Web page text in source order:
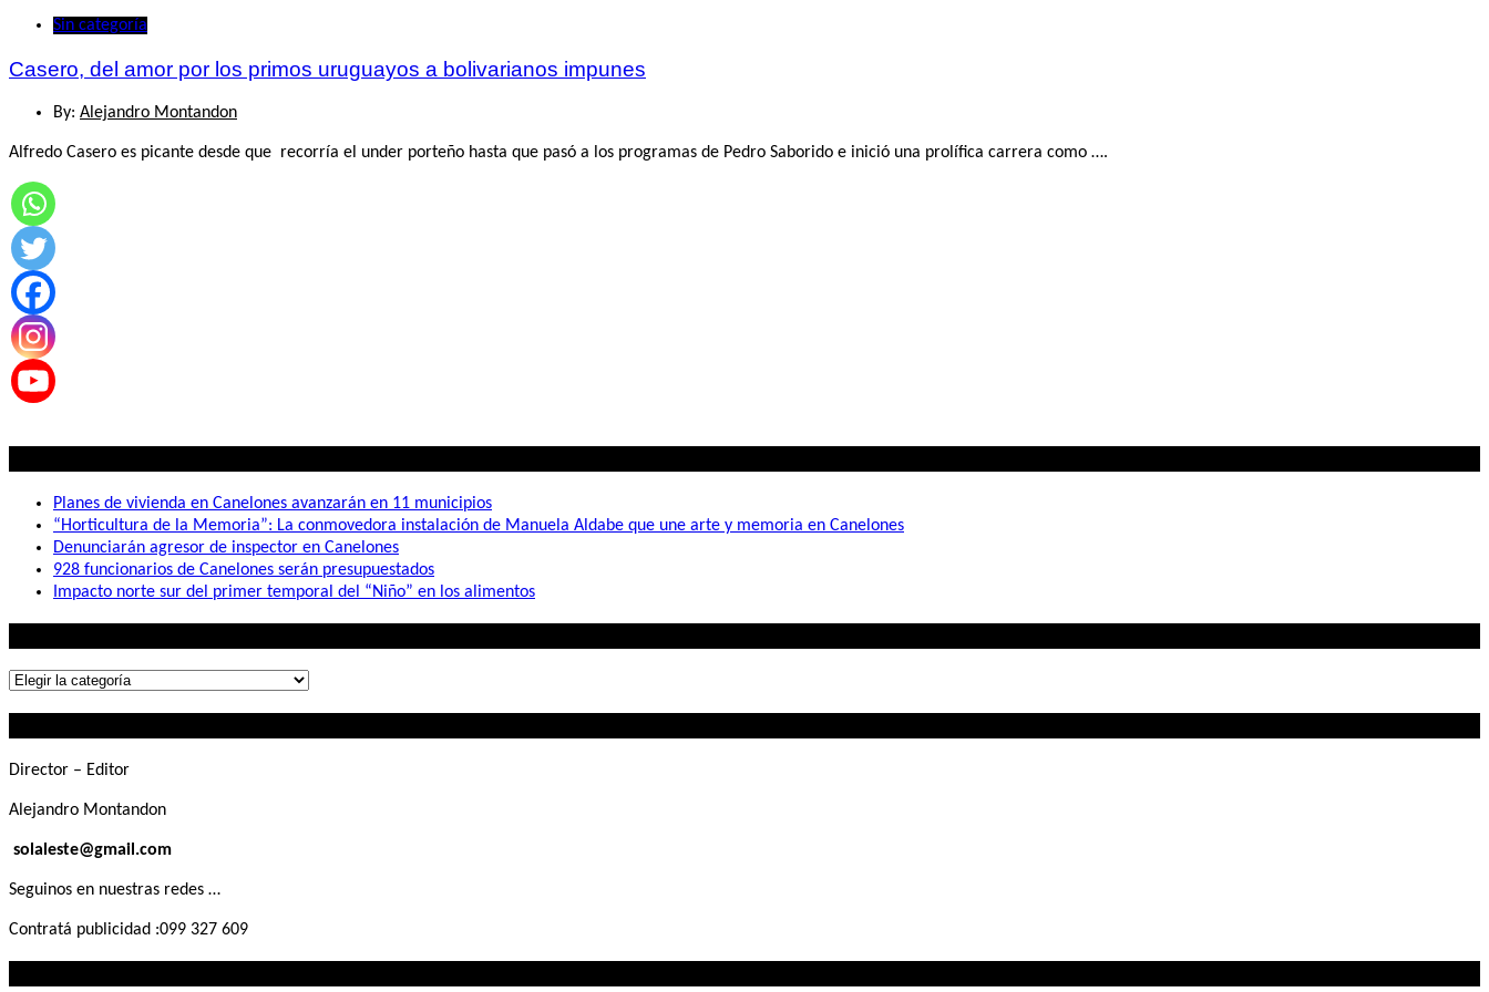
Sin categoría
Casero, del amor por los primos uruguayos a bolivarianos impunes
By: Alejandro Montandon
Alfredo Casero es picante desde que recorría el under porteño hasta que pasó a los programas de Pedro Saborido e inició una prolífica carrera como ….
Planes de vivienda en Canelones avanzarán en 11 municipios
“Horticultura de la Memoria”: La conmovedora instalación de Manuela Aldabe que une arte y memoria en Canelones
Denunciarán agresor de inspector en Canelones
928 funcionarios de Canelones serán presupuestados
Impacto norte sur del primer temporal del “Niño” en los alimentos
Lo
Director – Editor
Alejandro Montandon
solaleste@gmail.com
Seguinos en nuestras redes …
Contratá publicidad :099 327 609